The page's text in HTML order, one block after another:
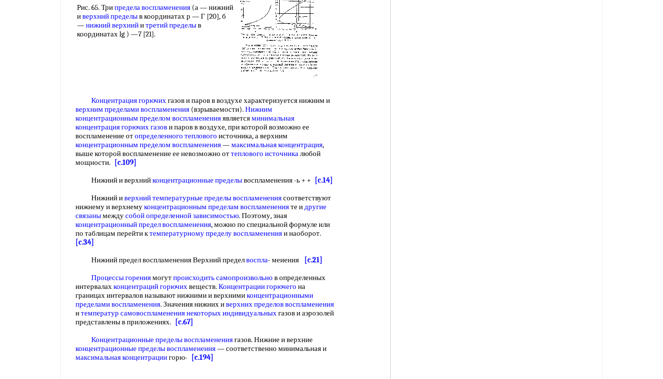
Рис. 65. Трипредела воспламенения (а — нижний
иверхний пределыв координатах р — Г [20], б
—нижний верхнийитретий пределыв
координатах lg ) —7 [21].
Концентрация горючихгазов и паров в воздухе характеризуется нижним и
верхним пределами воспламенения (взрываемости).Нижним
концентрационным пределом воспламененияявляетсяминимальная
концентрациягорючих газови паров в воздухе, при которой возможно ее
воспламенение отопределенного теплового источника, а верхним
концентрационным пределом воспламенения—максимальная концентрация,
выше которой воспламенение ее невозможно оттеплового источникалюбой
мощности.
[c.109]
Нижний и верхнийконцентрационные пределывоспламенения -ь + +
[c.14]
Нижний иверхний температурные пределы воспламенениясоответствуют
нижнему и верхнемуконцентрационным пределам воспламененияте идругие
связанымеждусобойопределенной зависимостью. Поэтому, зная
концентрационный предел воспламенения, можно по специальной формуле или
по таблицам перейти ктемпературному пределу воспламененияи наоборот.
[c.34]
Нижний предел воспламенения Верхний пределвоспла- меиения
[c.21]
Процессы горениямогутпроисходить самопроизвольно в определенных
интервалахконцентраций горючихвеществ.Концентрации горючего на
границах интервалов называют нижними и верхнимиконцентрационными
пределами воспламенения. Значения нижних иверхних пределов воспламенения
итемператур самовоспламенениянекоторых индивидуальныхгазов и аэрозолей
представлены в приложениях.
[c.67]
Концентрационные пределы воспламенениягазов. Нижние и верхние
концентрационные пределы воспламенения— соответственно минимальная и
максимальная концентрациигорю- [c.194]